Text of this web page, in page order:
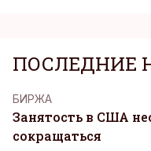
ПОСЛЕДНИЕ
БИРЖА
Занятость в США
сокращаться